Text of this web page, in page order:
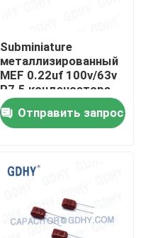
Subminiature
металлизированный
MEF 0.22uf 100v/63v
P7.5 конденсатора
Cl21x полиэстера
Отправить запрос